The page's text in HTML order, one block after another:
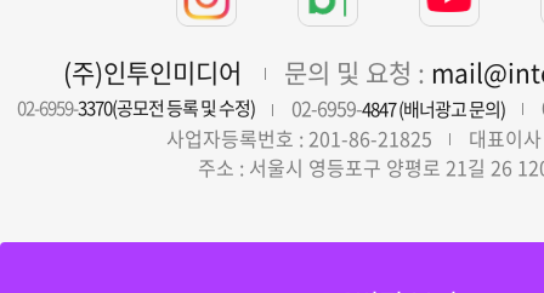
(주)인투인미디어 문의 및 요청 :
02-6959-3370(공모전 등록 및 수정) 02-6959-4847 (배너광고 문의)
사업자등록번호 : 201-86-21825
대표이
주소 : 서울시 영등포구 양평로 21길 26